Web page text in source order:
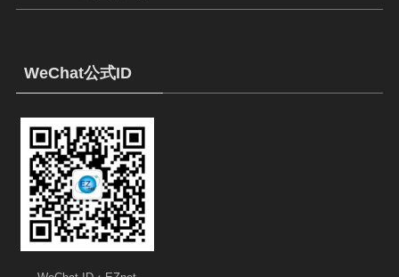
WeChat公式ID